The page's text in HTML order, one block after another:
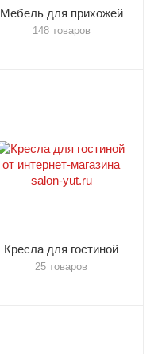
Мебель для прихожей
148 товаров
Кресла для гостиной
25 товаров